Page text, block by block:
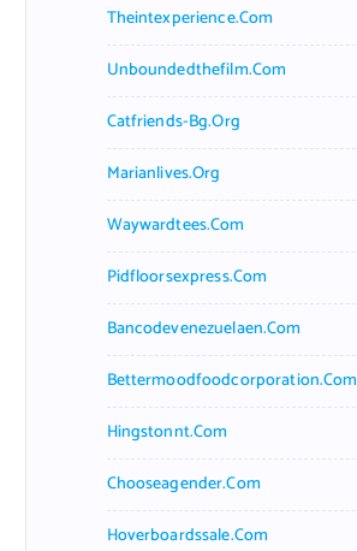
Theintexperience.com
Unboundedthefilm.com
Catfriends-Bg.org
Marianlives.org
Waywardtees.com
Pidfloorsexpress.com
Bancodevenezuelaen.com
Bettermoodfoodcorporation.com
Hingstonnt.com
Chooseagender.com
Hoverboardssale.com